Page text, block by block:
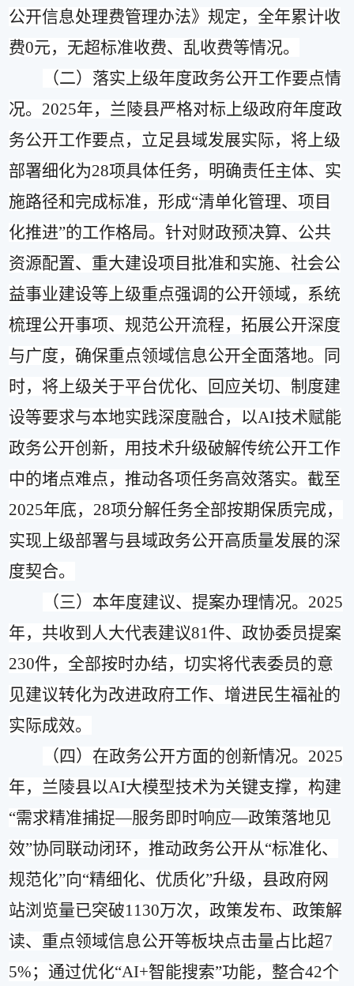
公开信息处理费管理办法》规定，全年累计收
费0元，无超标准收费、乱收费等情况。
（二） 落实上级年度政务公开工作要点情
况。 2025年，兰陵县严格对标上级政府年度政
务公开工作要点，立足县域发展实际，将上级
部署细化为28项具体任务，明确责任主体、实
施路径和完成标准，形成“清单化管理、项目
化推进”的工作格局。针对财政预决算、公共
资源配置、重大建设项目批准和实施、社会公
益事业建设等上级重点强调的公开领域，系统
梳理公开事项、规范公开流程，拓展公开深度
与广度，确保重点领域信息公开全面落地。同
时，将上级关于平台优化、回应关切、制度建
设等要求与本地实践深度融合，以AI技术赋能
政务公开创新，用技术升级破解传统公开工作
中的堵点难点，推动各项任务高效落实。截至
2025年底， 28项分解任务全部按期保质完成，
实现上级部署与县域政务公开高质量发展的深
度契合。
（三） 本年度建议、提案办理情况。 2025
年，共收到人大代表建议81件、政协委员提案
230件，全部按时办结，切实将代表委员的意
见建议转化为改进政府工作、增进民生福祉的
实际成效。
（四） 在政务公开方面的创新情况。 2025
年，兰陵县以AI大模型技术为关键支撑，构建
“需求精准捕捉—服务即时响应—政策落地见
效”协同联动闭环，推动政务公开从“标准化、
规范化”向“精细化、优质化”升级，县政府网
站浏览量已突破1130万次，政策发布、政策解
读、重点领域信息公开等板块点击量占比超7
5%；通过优化“AI+智能搜索”功能，整合42个